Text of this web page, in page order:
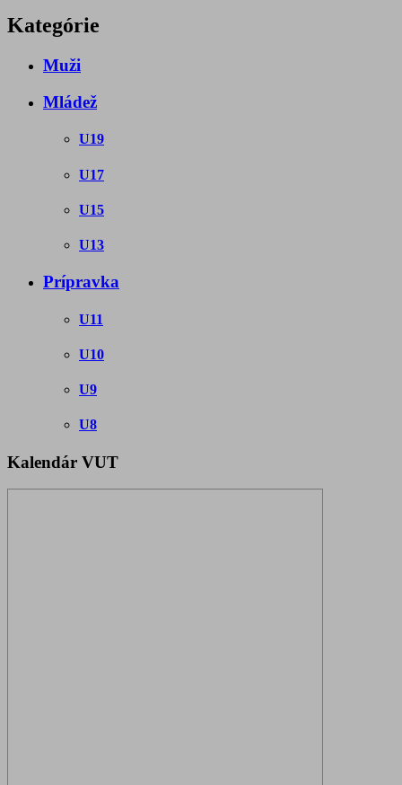
Kategórie
Muži
Mládež
U19
U17
U15
U13
Prípravka
U11
U10
U9
U8
Kalendár VUT